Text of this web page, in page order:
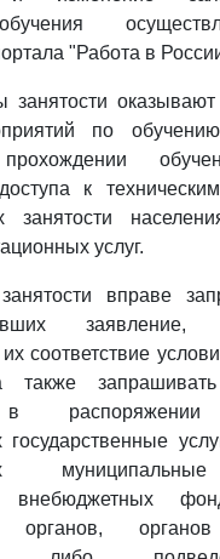
"Работа в
оказывают
по
к
занятости
услуг.
вправе
заявление,
соответствие
также
в распоряжении
внебюджетных
органов,